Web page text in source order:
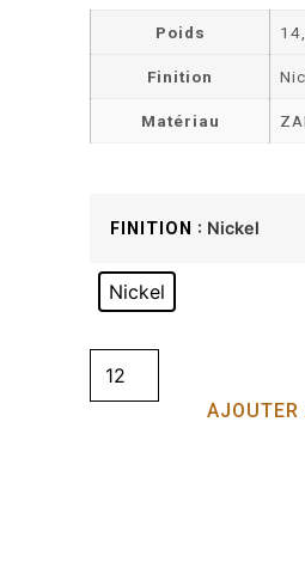
Poids
Finition
Matériau
FINITION : Nickel
Nickel
AJOUTER